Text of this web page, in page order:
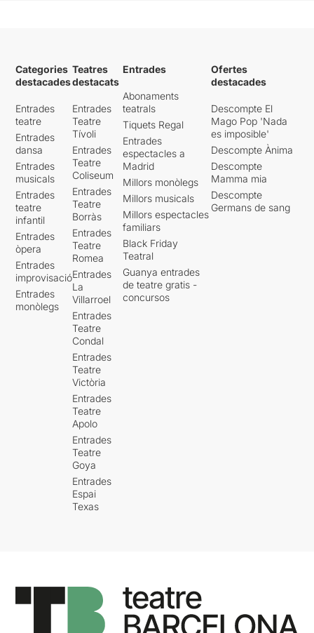
Categories
destacades
Entrades
teatre
Entrades
dansa
Entrades
musicals
Entrades
teatre
infantil
Entrades
òpera
Entrades
improvisació
Entrades
monòlegs
Teatres
destacats
Entrades
Teatre
Tívoli
Entrades
Teatre
Coliseum
Entrades
Teatre
Borràs
Entrades
Teatre
Romea
Entrades
La
Villarroel
Entrades
Teatre
Condal
Entrades
Teatre
Victòria
Entrades
Teatre
Apolo
Entrades
Teatre
Goya
Entrades
Espai
Texas
Entrades
Abonaments
teatrals
Tiquets Regal
Entrades
espectacles a
Madrid
Millors monòlegs
Millors musicals
Millors espectacles
familiars
Black Friday
Teatral
Guanya entrades
de teatre gratis -
concursos
Ofertes
destacades
Descompte El
Mago Pop 'Nada
es imposible'
Descompte Ànima
Descompte
Mamma mia
Descompte
Germans de sang